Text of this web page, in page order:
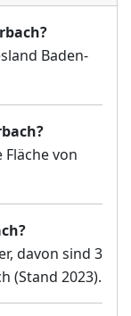
Baden-
von
davon sind 3
(Stand 2023).